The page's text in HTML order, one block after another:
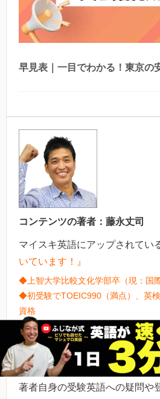
早見表｜一目でわかる！東京の
コンテンツの著者： 藤永丈司
マイスキ英語にアップされてい
いています！』
◆上智大学比較文化学部卒（現：国
◆初受験でTOEIC990（満点）、英
資格
◆ニンテンドー3DS TOEIC「超速
ルアドバイザー
◆日経HR「英語コミュニケーショ
（2017年8月～）
著者自身の受験英語への疑問や